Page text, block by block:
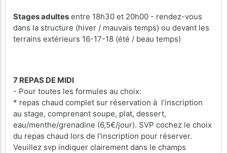
Stages adultes entre 18h30 et 20h00 - rendez-vous
dans la structure (hiver / mauvais temps) ou devant les
terrains extérieurs 16-17-18 (été / beau temps)
7 REPAS DE MIDI
- Pour toutes les formules au choix:
* repas chaud complet sur réservation à l’inscription
au stage, comprenant soupe, plat, dessert,
eau/menthe/grenadine (6,5€/jour). SVP cochez le choix
du repas chaud lors de l'inscription pour réserver.
Veuillez svp indiquer clairement dans le champs